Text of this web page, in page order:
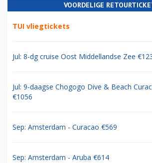
VOORDELIGE
TUI vliegtickets
Jul: 8-dg cruise Oost Middellandse Zee
Jul: 9-daagse Chogogo Dive & Beach
€1056
Sep: Amsterdam - Curacao €569
Sep: Amsterdam - Aruba €614